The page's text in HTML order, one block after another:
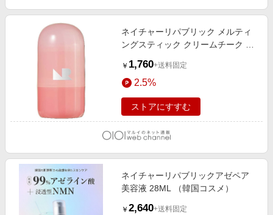
ネイチャーリパブリック メルティ
ングスティック クリームチーク ラ
バター
￥ 1,760+送料固定
2.5%
ストアにすすむ
ネイチャーリパブリックアゼペア
美容液 28ML （韓国コスメ）
￥ 2,640+送料固定